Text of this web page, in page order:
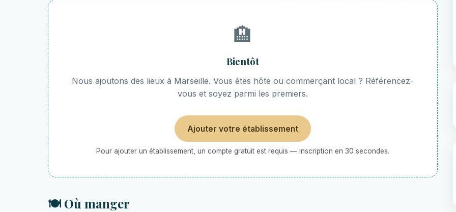
🏨
Bientôt
Nous ajoutons des lieux à Marseille. Vous êtes hôte ou commerçant local ? Référencez-
vous et soyez parmi les premiers.
Ajouter votre établissement
Pour ajouter un établissement, un compte gratuit est requis — inscription en 30 secondes.
🍽️ Où manger